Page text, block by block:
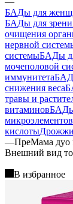
БАДы для
БАДы для
очищения
нервной
системыБАДы
мочеполовой
иммунитета
снижения веса
травы и
витаминовБАДы
микроэлементов
кислоты
—ПреМама дуо
Bнешний вид
В избранное